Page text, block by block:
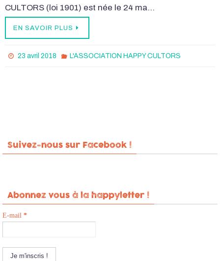
CULTORS (loi 1901) est née le 24 ma…
EN SAVOIR PLUS
23 avril 2018 L'ASSOCIATION HAPPY CULTORS
Suivez-nous sur Facebook !
Abonnez vous à la happyletter !
E-mail *